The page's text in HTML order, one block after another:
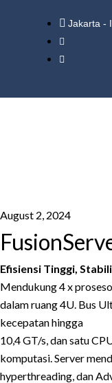
Jakarta -
August 2, 2024
Efisiensi Tinggi,
Mendukung 4 x
dalam ruang 4U. Bus
kecepatan hingga
10,4 GT/s, dan satu
komputasi. Server
hyperthreading, dan